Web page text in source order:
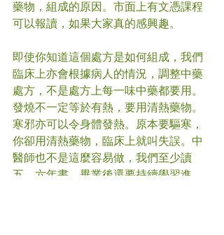
藥物，組成的原因。市面上有文憑課程
可以報讀，如果大家真的感興趣。
即使你知道這個處方是如何組成，我們
臨床上亦會根據病人的情況，調整中藥
處方，不是處方上每一味中藥都要用。
發燒不一定等於有熱，要用清熱藥物。
寒邪亦可以令身體發熱。原本要驅寒，
你卻用清熱藥物，臨床上就叫失誤。中
醫師也不是這麼容易做，我們至少讀
五、六年書，畢業後還要持續學習進